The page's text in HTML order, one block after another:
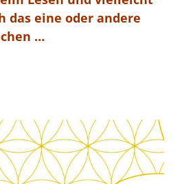
das eine oder andere
…